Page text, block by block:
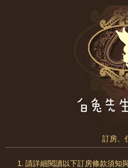
訂房、
請詳細閱讀以下訂房條款須知